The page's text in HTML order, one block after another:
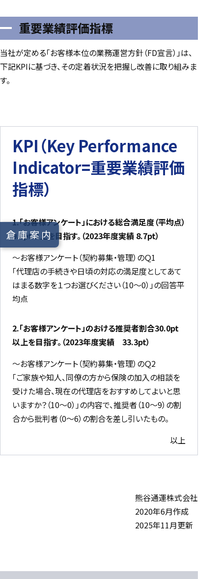
重要業績評価指標
当社が定める「お客様本位の業務運営方針（FD宣言）」は、
下記KPIに基づき、その定着状況を把握し改善に取り組みま
す。
KPI（Key Performance
Indicator=重要業績評価
指標）
1.「お客様アンケート」における総合満足度（平均点）
9.0pt以上を目指す。（2023年度実績 8.7pt）
～お客様アンケート（契約募集・管理）のＱ1
「代理店の手続きや日頃の対応の満足度としてあて
はまる数字を１つお選びください（10～0）」の回答平
均点
2.「お客様アンケート」のおける推奨者割合30.0pt
以上を目指す。（2023年度実績 33.3pt）
～お客様アンケート（契約募集・管理）のＱ2
「ご家族や知人、同僚の方から保険の加入の相談を
受けた場合、現在の代理店をおすすめしてよいと思
いますか？（10～0）」の内容で、推奨者（10～9）の割
合から批判者（0～6）の割合を差し引いたもの。
以上
熊谷通運株式会社
2020年6月作成
2025年11月更新
倉庫案内